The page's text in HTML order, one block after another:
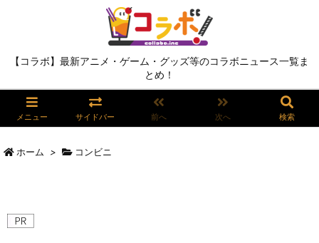
【コラボ】最新アニメ・ゲーム・グッズ等のコラボニュース一覧ま
とめ！
メニュー サイドバー 前へ 次へ 検索
ホーム > コンビニ